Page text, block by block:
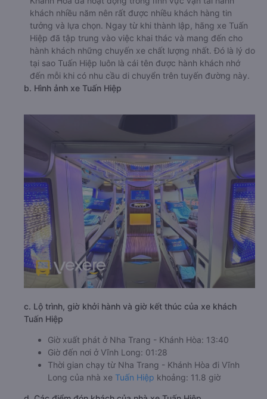
khách nhiều năm nên rất được nhiều khách hàng tin
tưởng và lựa chọn. Ngay từ khi thành lập, hãng xe Tuấn
Hiệp đã tập trung vào việc khai thác và mang đến cho
hành khách những chuyến xe chất lượng nhất. Đó là lý do
tại sao Tuấn Hiệp luôn là cái tên được hành khách nhớ
đến mỗi khi có nhu cầu di chuyển trên tuyến đường này.
b. Hình ảnh xe Tuấn Hiệp
c. Lộ trình, giờ khởi hành và giờ kết thúc của xe khách
Tuấn Hiệp
Giờ xuất phát ở Nha Trang - Khánh Hòa: 13:40
Giờ đến nơi ở Vĩnh Long: 01:28
Thời gian chạy từ Nha Trang - Khánh Hòa đi Vĩnh
Long của nhà xe Tuấn Hiệp khoảng: 11.8 giờ